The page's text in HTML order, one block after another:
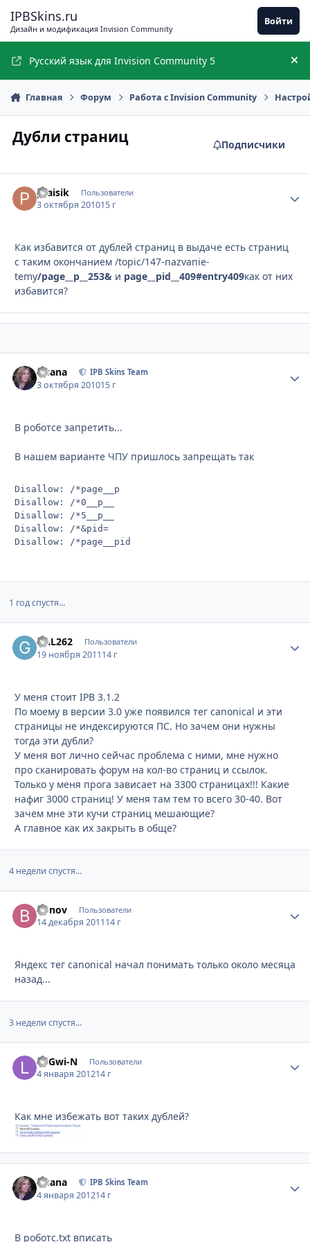
IPBSkins.ru
Дизайн и модификация Invision Community
Войти
Русский язык для Invision Community 5
Главная Форум Работа с Invision Community
Дубли страниц Подписчики
praisik Пользователи
3 октября 201015 г
Как избавится от дублей страниц в выдаче есть страниц
с таким окончанием /topic/147-nazvanie-
temy/page__p__253& и page__pid__409#entry409как от них
избавится?
Fisana IPB Skins Team
3 октября 201015 г
В роботсе запретить...
В нашем варианте ЧПУ пришлось запрещать так
Disallow: /*page__p
Disallow: /*0__p__
Disallow: /*5__p__
Disallow: /*&pid=
Disallow: /*page__pid
1 год спустя...
GAL262 Пользователи
19 ноября 201114 г
У меня стоит IPB 3.1.2
По моему в версии 3.0 уже появился тег canonical и эти
страницы не индексируются ПС. Но зачем они нужны
тогда эти дубли?
У меня вот лично сейчас проблема с ними, мне нужно
про сканировать форум на кол-во страниц и ссылок.
Только у меня прога зависает на 3300 страницах!!! Какие
нафиг 3000 страниц! У меня там тем то всего 30-40. Вот
зачем мне эти кучи страниц мешающие?
А главное как их закрыть в обще?
4 недели спустя...
Bonov Пользователи
14 декабря 201114 г
Яндекс тег canonical начал понимать только около месяца
назад...
3 недели спустя...
LoGwi-N Пользователи
4 января 201214 г
Как мне избежать вот таких дублей?
Fisana IPB Skins Team
4 января 201214 г
В роботс.txt вписать